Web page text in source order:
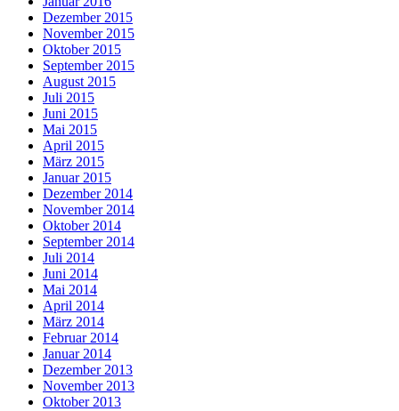
Dezember 2015
November 2015
Oktober 2015
September 2015
August 2015
Juli 2015
Juni 2015
Mai 2015
April 2015
März 2015
Januar 2015
Dezember 2014
November 2014
Oktober 2014
September 2014
Juli 2014
Juni 2014
Mai 2014
April 2014
März 2014
Februar 2014
Januar 2014
Dezember 2013
November 2013
Oktober 2013